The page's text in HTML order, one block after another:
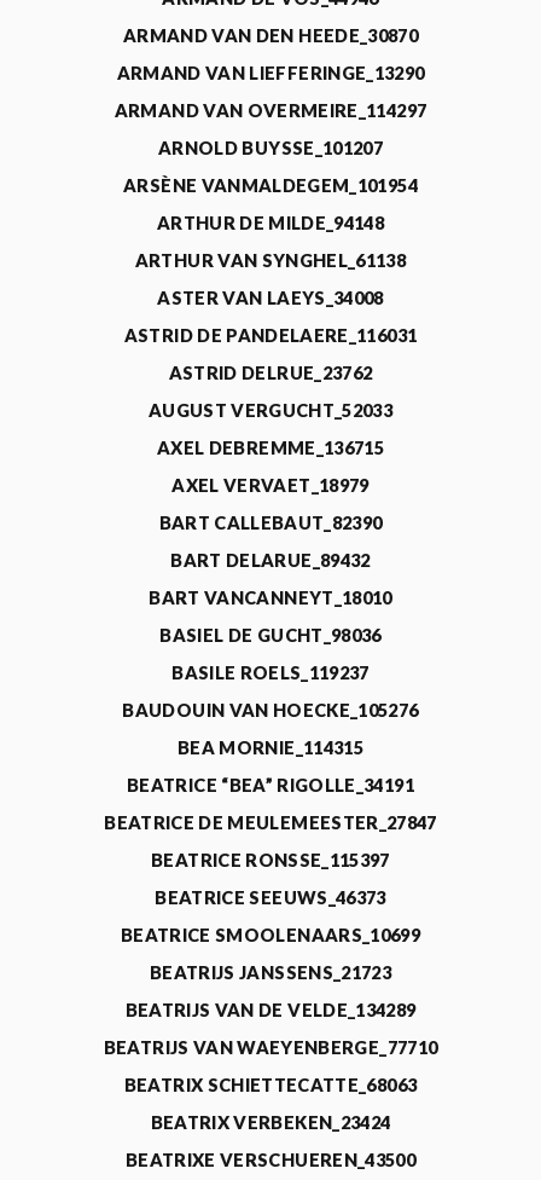
ARMAND VAN DEN HEEDE_30870
ARMAND VAN LIEFFERINGE_13290
ARMAND VAN OVERMEIRE_114297
ARNOLD BUYSSE_101207
ARSÈNE VANMALDEGEM_101954
ARTHUR DE MILDE_94148
ARTHUR VAN SYNGHEL_61138
ASTER VAN LAEYS_34008
ASTRID DE PANDELAERE_116031
ASTRID DELRUE_23762
AUGUST VERGUCHT_52033
AXEL DEBREMME_136715
AXEL VERVAET_18979
BART CALLEBAUT_82390
BART DELARUE_89432
BART VANCANNEYT_18010
BASIEL DE GUCHT_98036
BASILE ROELS_119237
BAUDOUIN VAN HOECKE_105276
BEA MORNIE_114315
BEATRICE “BEA” RIGOLLE_34191
BEATRICE DE MEULEMEESTER_27847
BEATRICE RONSSE_115397
BEATRICE SEEUWS_46373
BEATRICE SMOOLENAARS_10699
BEATRIJS JANSSENS_21723
BEATRIJS VAN DE VELDE_134289
BEATRIJS VAN WAEYENBERGE_77710
BEATRIX SCHIETTECATTE_68063
BEATRIX VERBEKEN_23424
BEATRIXE VERSCHUEREN_43500